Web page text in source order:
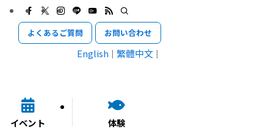
イベント 体験
よくあるご質問 お問い合わせ
English 繁體中文